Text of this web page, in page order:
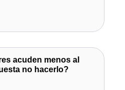
acuden menos al
no hacerlo?